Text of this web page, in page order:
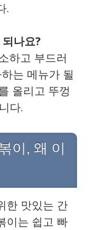
.
나요?
하고 부드러
는 메뉴가 될
올리고 뚜껑
다.
이, 왜 이
한 맛있는 간
이는 쉽고 빠